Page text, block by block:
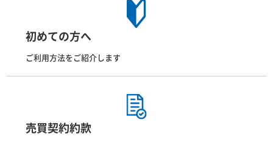
初めての方へ
ご利用方法をご紹介します
売買契約約款